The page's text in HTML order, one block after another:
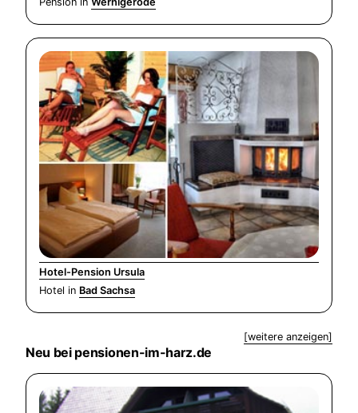
Hotel-Pension Ursula
Hotel in Bad Sachsa
[weitere anzeigen]
Neu bei pensionen-im-harz.de